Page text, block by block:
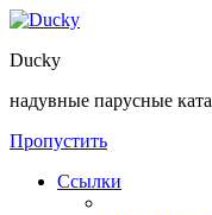
Ducky
надувные парусные
Пропустить
Ссылки